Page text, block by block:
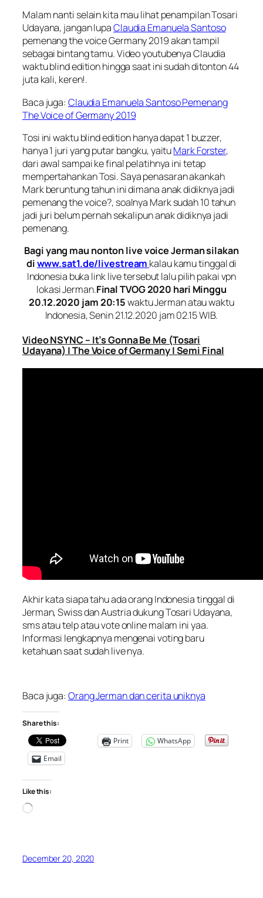
Malam nanti selain kita mau lihat penampilan Tosari
Udayana, jangan lupaClaudia Emanuela Santoso
pemenang the voice Germany 2019 akan tampil
sebagai bintang tamu. Video youtubenya Claudia
waktu blind edition hingga saat ini sudah ditonton 44
juta kali, keren!.
Baca juga: Claudia Emanuela Santoso Pemenang
The Voice of Germany 2019
Tosi ini waktu blind edition hanya dapat 1 buzzer,
hanya 1 juri yang putar bangku, yaituMark Forster,
dari awal sampai ke final pelatihnya ini tetap
mempertahankan Tosi. Saya penasaran akankah
Mark beruntung tahun ini dimana anak didiknya jadi
pemenang the voice?, soalnya Mark sudah 10 tahun
jadi juri belum pernah sekalipun anak didiknya jadi
pemenang.
Bagi yang mau nonton live voice Jerman silakan
diwww.sat1.de/livestream kalau kamu tinggal di
Indonesia buka link live tersebut lalu pilih pakai vpn
lokasi Jerman.Final TVOG 2020 hari Minggu
20.12.2020 jam 20:15waktu Jerman atau waktu
Indonesia, Senin 21.12.2020 jam 02.15 WIB.
Video NSYNC – It’s Gonna Be Me (Tosari
Udayana) | The Voice of Germany | Semi Final
Akhir kata siapa tahu ada orang Indonesia tinggal di
Jerman, Swiss dan Austria dukung Tosari Udayana,
sms atau telp atau vote online malam ini yaa.
Informasi lengkapnya mengenai voting baru
ketahuan saat sudah live nya.
Baca juga: Orang Jerman dan cerita uniknya
Share this:
Print
WhatsApp
Email
Like this:
Loading…
December 20, 2020